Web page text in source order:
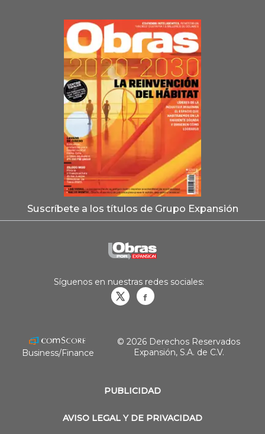
Suscríbete a los títulos de Grupo Expansión
PUBLICIDAD
AVISO LEGAL Y DE PRIVACIDAD
Síguenos en nuestras redes sociales:
Business/Finance
© 2026 Derechos Reservados
Expansión, S.A. de C.V.